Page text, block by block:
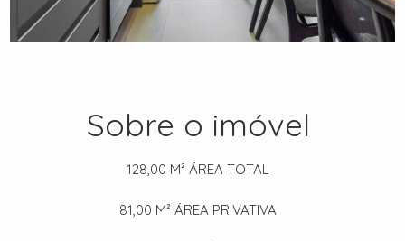
Sobre o imóvel
128,00 M² ÁREA TOTAL
81,00 M² ÁREA PRIVATIVA